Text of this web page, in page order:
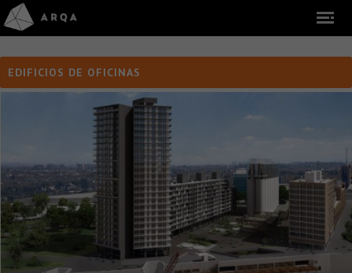
EDIFICIOS DE OFICINAS